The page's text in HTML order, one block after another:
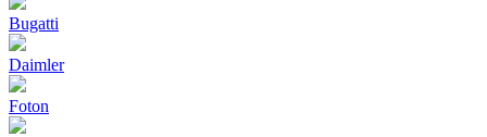
Bugatti
Daimler
Foton